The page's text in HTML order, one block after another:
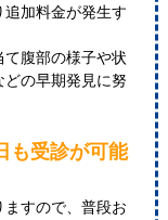
加料金が発生す
腹部の様子や状
の早期発見に努
も受診が可能
すので、普段お